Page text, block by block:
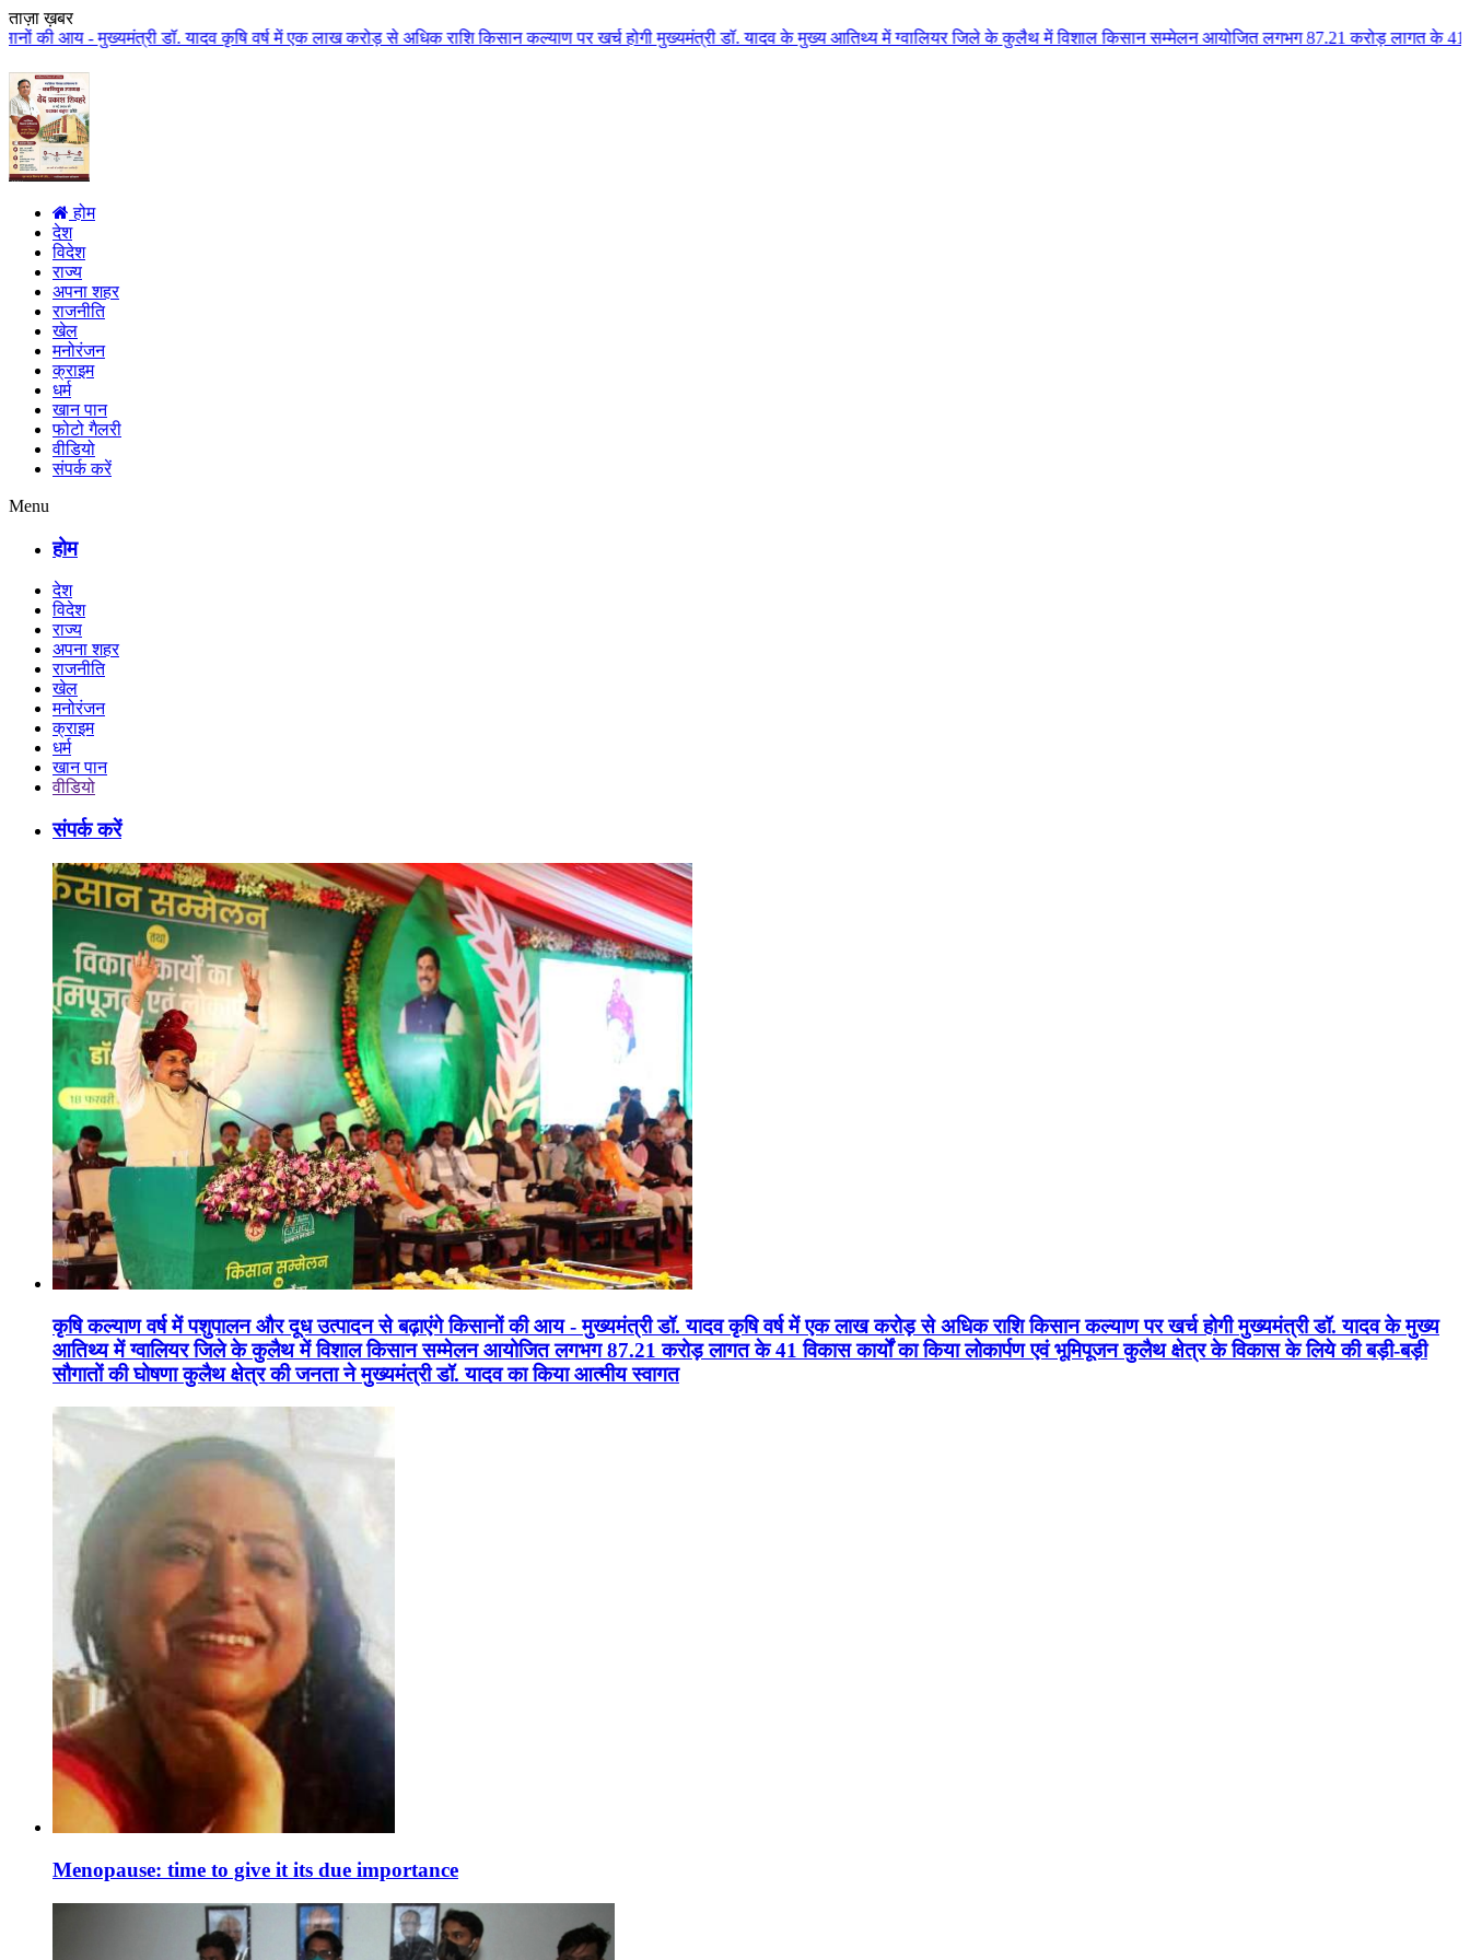
ताज़ा ख़बर
डॉ. यादव कृषि वर्ष में एक लाख करोड़ से अधिक राशि किसान कल्याण पर खर्च होगी मुख्यमंत्री डॉ. यादव के मुख्य आतिथ्य में ग्वालियर जिले के कुलैथ में विशाल किसान सम्मेलन आयोजित लगभग 87.21 करोड़ लागत के 41 विकास कार्यों का
होम
देश
विदेश
राज्य
अपना शहर
राजनीति
खेल
मनोरंजन
क्राइम
धर्म
खान पान
फोटो गैलरी
वीडियो
संपर्क करें
Menu
होम
देश
विदेश
राज्य
अपना शहर
राजनीति
खेल
मनोरंजन
क्राइम
धर्म
खान पान
वीडियो
संपर्क करें
कृषि कल्याण वर्ष में पशुपालन और दूध उत्पादन से बढ़ाएंगे किसानों की आय - मुख्यमंत्री डॉ. यादव कृषि वर्ष में एक लाख करोड़ से अधिक राशि किसान कल्याण पर खर्च होगी मुख्यमंत्री डॉ. यादव के मुख्य
आतिथ्य में ग्वालियर जिले के कुलैथ में विशाल किसान सम्मेलन आयोजित लगभग 87.21 करोड़ लागत के 41 विकास कार्यों का किया लोकार्पण एवं भूमिपूजन कुलैथ क्षेत्र के विकास के लिये की बड़ी-बड़ी
सौगातों की घोषणा कुलैथ क्षेत्र की जनता ने मुख्यमंत्री डॉ. यादव का किया आत्मीय स्वागत
Menopause: time to give it its due importance